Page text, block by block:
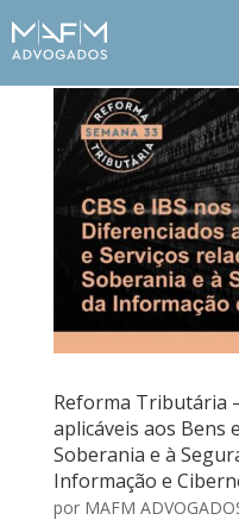
Reforma Tributária
aplicáveis aos Bens
Soberania e à
Informação e
por MAFM